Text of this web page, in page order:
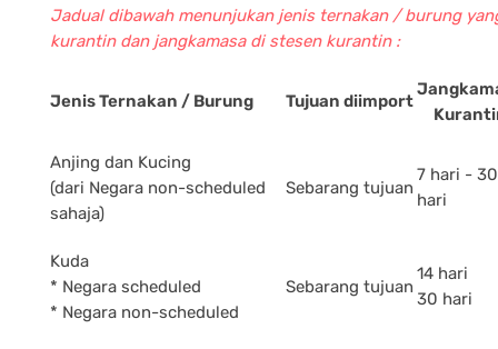
Jadual dibawah menunjukan jenis ternakan / burung
kurantin dan jangkamasa di stesen kurantin :
Jenis Ternakan / Burung Tujuan diimport
Anjing dan Kucing
(dari Negara non-scheduled
sahaja)
Sebarang tujuan
7 hari - 30
hari
Kuda
* Negara scheduled
* Negara non-scheduled
Sebarang tujuan
14 hari
30 hari